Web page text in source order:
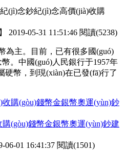
(jì)念鈔紀(jì)念高價(jià)收購
】 2019-05-31 11:51:46 閱讀(5238)
。目前，已有很多國(guó)
。中國(guó)人民銀行于1957年
硬幣，到現(xiàn)在已發(fā)行了
(gòu)錢幣金銀幣奧運(yùn)鈔建
06-01 16:41:37 閱讀(1501)